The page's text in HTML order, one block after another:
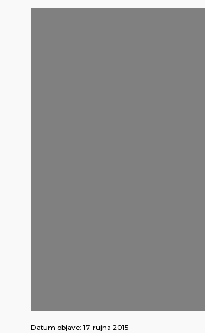
Datum objave: 17. rujna 2015.